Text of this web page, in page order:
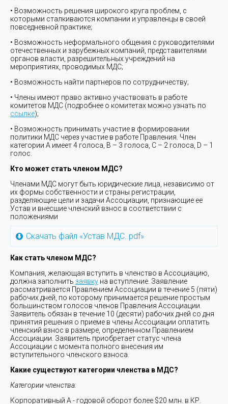
• Возможность решения широкого круга проблем, с
которыми сталкиваются компании и управленцы в своей
повседневной практике;
• Возможность неформального общения с руководителями
отечественных и зарубежных компаний, представителями
органов власти, разрешительных учреждений на
мероприятиях, проводимых МДС;
• Возможность найти партнеров по сотрудничеству;
• Члены имеют право активно участвовать в работе
комитетов МДС (подробнее о комитетах можно узнать по
ссылке);
• Возможность принимать участие в формировании
политики МДС через участие в работе Правления. Член
категории А имеет 4 голоса, B – 3 голоса, С – 2 голоса, D – 1
голос.
Кто может стать членом МДС?
Членами МДС могут быть юридические лица, независимо от
их формы собственности и страны регистрации,
разделяющие цели и задачи Ассоциации, признающие ее
Устав и внесшие членский взнос в соответствии с
положениями
Скачать файл «Устав МДС..pdf»
Как стать членом МДС?
Компания, желающая вступить в членство в Ассоциацию,
должна заполнить заявку на вступление. Заявление
рассматривается Правлением Ассоциации в течение 5 (пяти)
рабочих дней, по которому принимается решение простым
большинством голосов членов Правления Ассоциации.
Заявитель обязан в течение 10 (десяти) рабочих дней со дня
принятия решения о приеме в члены Ассоциации оплатить
членский взнос в размере, определенном Правлением
Ассоциации. Заявитель приобретает статус члена
Ассоциации с момента полного внесения им
вступительного членского взноса.
Какие существуют категории членства в МДС?
Категории членства:
Корпоративный A - годовой оборот более $20 млн. в КР.